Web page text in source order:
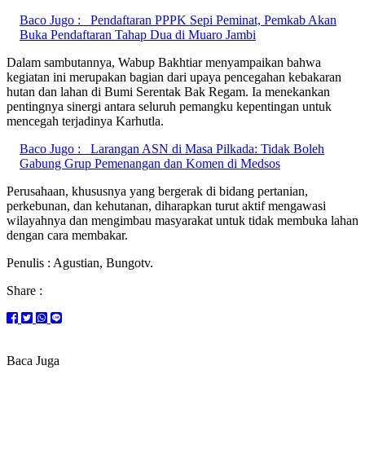
Baco Jugo :
Pendaftaran PPPK Sepi Peminat, Pemkab Akan
Buka Pendaftaran Tahap Dua di Muaro Jambi
Dalam sambutannya, Wabup Bakhtiar menyampaikan bahwa
kegiatan ini merupakan bagian dari upaya pencegahan kebakaran
hutan dan lahan di Bumi Serentak Bak Regam. Ia menekankan
pentingnya sinergi antara seluruh pemangku kepentingan untuk
mencegah terjadinya Karhutla.
Baco Jugo :
Larangan ASN di Masa Pilkada: Tidak Boleh
Gabung Grup Pemenangan dan Komen di Medsos
Perusahaan, khususnya yang bergerak di bidang pertanian,
perkebunan, dan kehutanan, diharapkan turut aktif mengawasi
wilayahnya dan mengimbau masyarakat untuk tidak membuka lahan
dengan cara membakar.
Penulis : Agustian, Bungotv.
Share :
Baca Juga